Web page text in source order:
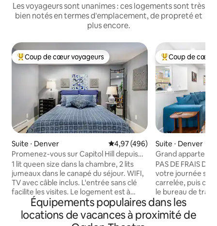
Les voyageurs sont unanimes : ces logements sont très
bien notés en termes d'emplacement, de propreté et
plus encore.
Coups de cœur voyageurs les plus appréciés
Coup de cœur voyageurs
Suite ⋅ Denver Évaluation moyenne sur la
4,97 (496)
Promenez-vous sur Capitol Hill depuis
un logement Foursquare confortable
1 lit queen size dans la chambre, 2 lits
jumeaux dans le canapé du séjour. WIFI,
TV avec câble inclus. L'entrée sans clé
facilite les visites. Le logement est à
1 pâté de maisons d'un arrêt de bus de la
ville et à 2 pâtés de maisons de Denver
B-cycle. Il y a un parking dans la rue, mais
Coups de cœur
Coup de cœur
Suite ⋅ Denver
Grand
à Capitol Hill
PAS DE FRAIS DE
votre journée
carrelée, puis
le bureau de
appartement a
conçu pour deux
kitchenette
Équipements populaires dans les
locations de vacances à proximité de